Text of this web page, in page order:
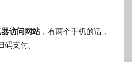
访问网站，有两个手机的话，
支付。